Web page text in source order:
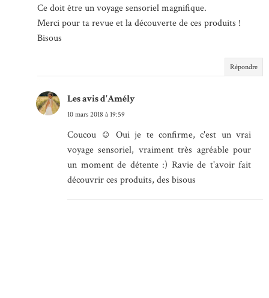
Ce doit être un voyage sensoriel magnifique.
Merci pour ta revue et la découverte de ces produits !
Bisous
Répondre
Les avis d'Amély
10 mars 2018 à 19:59
Coucou ☺ Oui je te confirme, c'est un vrai
voyage sensoriel, vraiment très agréable pour
un moment de détente :) Ravie de t'avoir fait
découvrir ces produits, des bisous